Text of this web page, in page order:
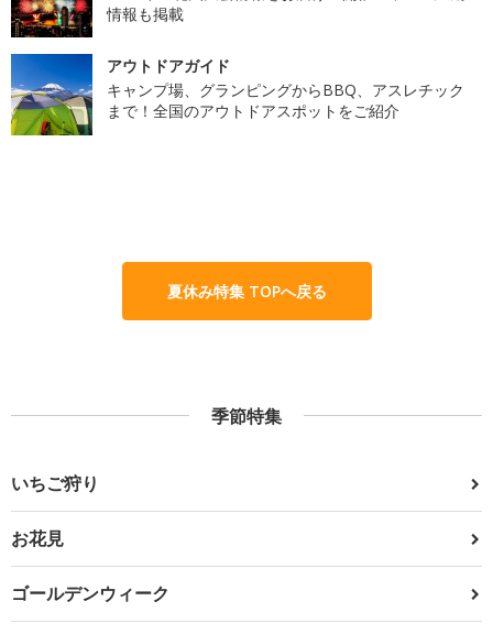
情報も掲載
アウトドアガイド
キャンプ場、グランピングからBBQ、アスレチック
まで！全国のアウトドアスポットをご紹介
夏休み特集 TOPへ戻る
季節特集
いちご狩り
お花見
ゴールデンウィーク